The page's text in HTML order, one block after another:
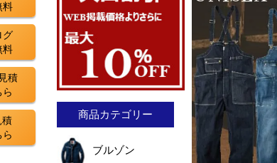
料
グ
料
積
積
商品カテゴリー
ブルゾン